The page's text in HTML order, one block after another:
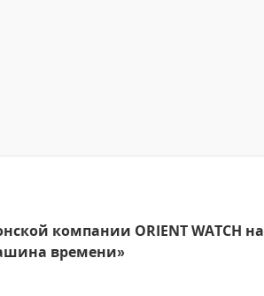
компании ORIENT WATCH на
времени»